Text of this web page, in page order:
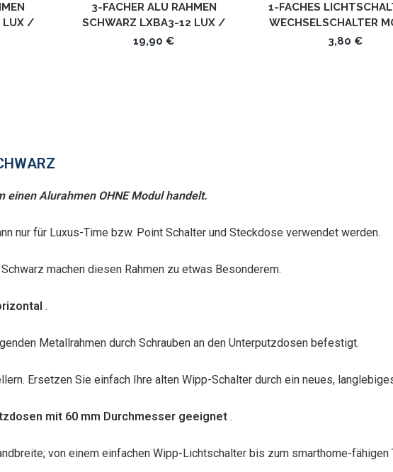
LUX /
TIME
3-FACHER ALU RAHMEN
SCHWARZ LXBA3-12 LUX /
POINT / KRONE LUXUS-TIME
19,90 €
1-FACHES
WECHSELSCHALTER
WIPPE SCHWARZ LX-
3,80 €
einen Alurahmen OHNE Modul handelt.
nur für Luxus-Time bzw. Point Schalter und Steckdose verwendet werden.
machen diesen Rahmen zu etwas Besonderem.
.
Metallrahmen durch Schrauben an den Unterputzdosen befestigt.
Ersetzen Sie einfach Ihre alten Wipp-Schalter durch ein neues,
mit 60 mm Durchmesser geeignet .
von einem einfachen Wipp-Lichtschalter bis zum smarthome-fähigen